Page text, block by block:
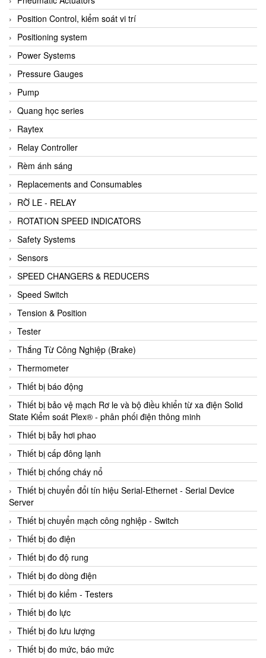
Position Control, kiểm soát vi trí
Positioning system
Power Systems
Pressure Gauges
Pump
Quang học series
Raytex
Relay Controller
Rèm ánh sáng
Replacements and Consumables
RỜ LE - RELAY
ROTATION SPEED INDICATORS
Safety Systems
Sensors
SPEED CHANGERS & REDUCERS
Speed Switch
Tension & Position
Tester
Thắng Từ Công Nghiệp (Brake)
Thermometer
Thiết bị báo động
Thiết bị bảo vệ mạch Rơ le và bộ điều khiển từ xa điện Solid
State Kiểm soát Plex® - phân phối điện thông minh
Thiết bị bẫy hơi phao
Thiết bị cấp đông lạnh
Thiết bị chống cháy nổ
Thiết bị chuyển đổi tín hiệu Serial-Ethernet - Serial Device
Server
Thiết bị chuyển mạch công nghiệp - Switch
Thiết bị đo điện
Thiết bị đo độ rung
Thiết bị đo dòng điện
Thiết bị đo kiểm - Testers
Thiết bị đo lực
Thiết bị đo lưu lượng
Thiết bị đo mức, báo mức